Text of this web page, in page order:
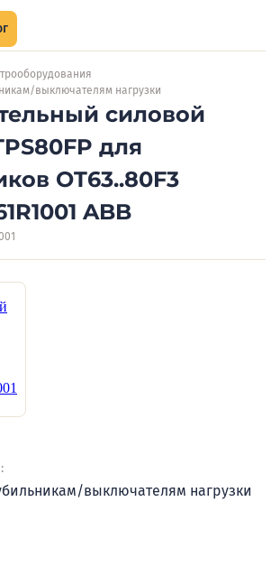
выключателям нагрузки
силовой
для
OT63..80F3
ABB
выключателям нагрузки